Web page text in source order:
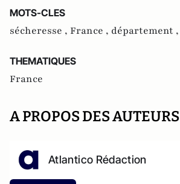
MOTS-CLES
sécheresse , France , département ,
THEMATIQUES
France
A PROPOS DES AUTEURS
Atlantico Rédaction